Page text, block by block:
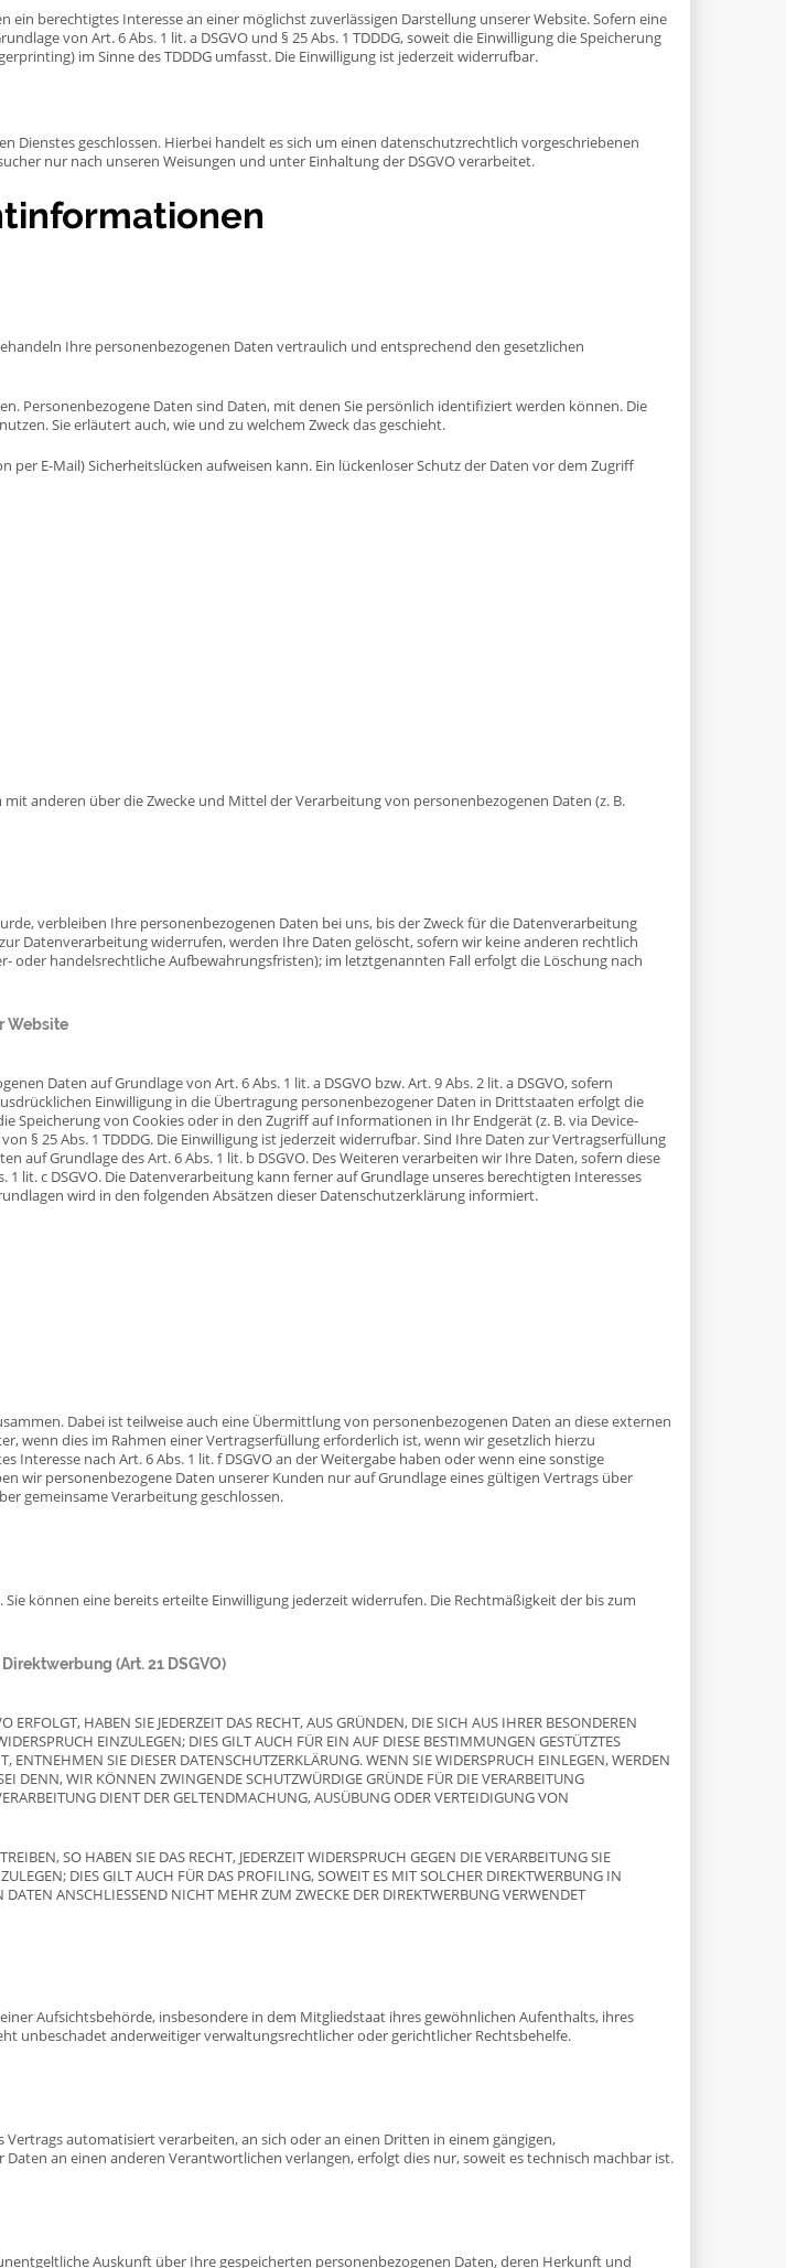
ein berechtigtes Interesse an einer möglichst zuverlässigen Darstellung unserer Website. Sofern eine
von Art. 6 Abs. 1 lit. a DSGVO und § 25 Abs. 1 TDDDG, soweit die Einwilligung die Speicherung
im Sinne des TDDDG umfasst. Die Einwilligung ist jederzeit widerrufbar.
geschlossen. Hierbei handelt es sich um einen datenschutzrechtlich vorgeschriebenen
nur nach unseren Weisungen und unter Einhaltung der DSGVO verarbeitet.
Ihre personenbezogenen Daten vertraulich und entsprechend den gesetzlichen
Personenbezogene Daten sind Daten, mit denen Sie persönlich identifiziert werden können. Die
Sie erläutert auch, wie und zu welchem Zweck das geschieht.
E-Mail) Sicherheitslücken aufweisen kann. Ein lückenloser Schutz der Daten vor dem Zugriff
anderen über die Zwecke und Mittel der Verarbeitung von personenbezogenen Daten (z. B.
verbleiben Ihre personenbezogenen Daten bei uns, bis der Zweck für die Datenverarbeitung
Datenverarbeitung widerrufen, werden Ihre Daten gelöscht, sofern wir keine anderen rechtlich
oder handelsrechtliche Aufbewahrungsfristen); im letztgenannten Fall erfolgt die Löschung nach
Website
Daten auf Grundlage von Art. 6 Abs. 1 lit. a DSGVO bzw. Art. 9 Abs. 2 lit. a DSGVO, sofern
Einwilligung in die Übertragung personenbezogener Daten in Drittstaaten erfolgt die
Speicherung von Cookies oder in den Zugriff auf Informationen in Ihr Endgerät (z. B. via Device-
§ 25 Abs. 1 TDDDG. Die Einwilligung ist jederzeit widerrufbar. Sind Ihre Daten zur Vertragserfüllung
Grundlage des Art. 6 Abs. 1 lit. b DSGVO. Des Weiteren verarbeiten wir Ihre Daten, sofern diese
lit. c DSGVO. Die Datenverarbeitung kann ferner auf Grundlage unseres berechtigten Interesses
wird in den folgenden Absätzen dieser Datenschutzerklärung informiert.
Dabei ist teilweise auch eine Übermittlung von personenbezogenen Daten an diese externen
wenn dies im Rahmen einer Vertragserfüllung erforderlich ist, wenn wir gesetzlich hierzu
nach Art. 6 Abs. 1 lit. f DSGVO an der Weitergabe haben oder wenn eine sonstige
wir personenbezogene Daten unserer Kunden nur auf Grundlage eines gültigen Vertrags über
gemeinsame Verarbeitung geschlossen.
können eine bereits erteilte Einwilligung jederzeit widerrufen. Die Rechtmäßigkeit der bis zum
(Art. 21 DSGVO)
HABEN SIE JEDERZEIT DAS RECHT, AUS GRÜNDEN, DIE SICH AUS IHRER BESONDEREN
EINZULEGEN; DIES GILT AUCH FÜR EIN AUF DIESE BESTIMMUNGEN GESTÜTZTES
ENTNEHMEN SIE DIESER DATENSCHUTZERKLÄRUNG. WENN SIE WIDERSPRUCH EINLEGEN, WERDEN
DENN, WIR KÖNNEN ZWINGENDE SCHUTZWÜRDIGE GRÜNDE FÜR DIE VERARBEITUNG
DIENT DER GELTENDMACHUNG, AUSÜBUNG ODER VERTEIDIGUNG VON
SO HABEN SIE DAS RECHT, JEDERZEIT WIDERSPRUCH GEGEN DIE VERARBEITUNG SIE
DIES GILT AUCH FÜR DAS PROFILING, SOWEIT ES MIT SOLCHER DIREKTWERBUNG IN
ANSCHLIESSEND NICHT MEHR ZUM ZWECKE DER DIREKTWERBUNG VERWENDET
Aufsichtsbehörde, insbesondere in dem Mitgliedstaat ihres gewöhnlichen Aufenthalts, ihres
unbeschadet anderweitiger verwaltungsrechtlicher oder gerichtlicher Rechtsbehelfe.
automatisiert verarbeiten, an sich oder an einen Dritten in einem gängigen,
an einen anderen Verantwortlichen verlangen, erfolgt dies nur, soweit es technisch machbar ist.
Auskunft über Ihre gespeicherten personenbezogenen Daten, deren Herkunft und